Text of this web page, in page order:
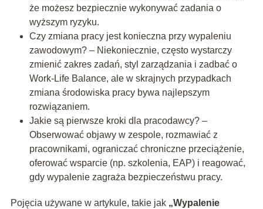
że możesz bezpiecznie wykonywać zadania o
wyższym ryzyku.
Czy zmiana pracy jest konieczna przy wypaleniu
zawodowym? – Niekoniecznie, często wystarczy
zmienić zakres zadań, styl zarządzania i zadbać o
Work-Life Balance, ale w skrajnych przypadkach
zmiana środowiska pracy bywa najlepszym
rozwiązaniem.
Jakie są pierwsze kroki dla pracodawcy? –
Obserwować objawy w zespole, rozmawiać z
pracownikami, ograniczać chroniczne przeciążenie,
oferować wsparcie (np. szkolenia, EAP) i reagować,
gdy wypalenie zagraża bezpieczeństwu pracy.
Pojęcia używane w artykule, takie jak „Wypalenie